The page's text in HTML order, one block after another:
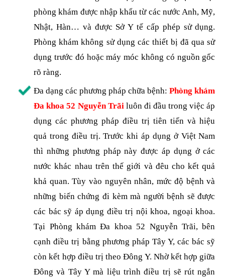
phòng khám được nhập khẩu từ các nước Anh, Mỹ,
Nhật, Hàn… và được Sở Y tế cấp phép sử dụng.
Phòng khám không sử dụng các thiết bị đã qua sử
dụng trước đó hoặc máy móc không có nguồn gốc
rõ ràng.
Đa dạng các phương pháp chữa bệnh:Phòng khám
Đa khoa 52 Nguyễn Trãiluôn đi đầu trong việc áp
dụng các phương pháp điều trị tiên tiến và hiệu
quả trong điều trị. Trước khi áp dụng ở Việt Nam
thì những phương pháp này được áp dụng ở các
nước khác nhau trên thế giới và đêu cho kết quả
khả quan. Tùy vào nguyên nhân, mức độ bệnh và
những biến chứng đi kèm mà người bệnh sẽ được
các bác sỹ áp dụng điều trị nội khoa, ngoại khoa.
Tại Phòng khám Đa khoa 52 Nguyễn Trãi, bên
cạnh điều trị bằng phương pháp Tây Y, các bác sỹ
còn kết hợp điều trị theo Đông Y. Nhờ kết hợp giữa
Đông và Tây Y mà liệu trình điều trị sẽ rút ngắn